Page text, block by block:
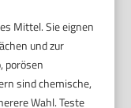
Mittel. Sie eignen
und zur
porösen
sind chemische,
Wahl. Teste